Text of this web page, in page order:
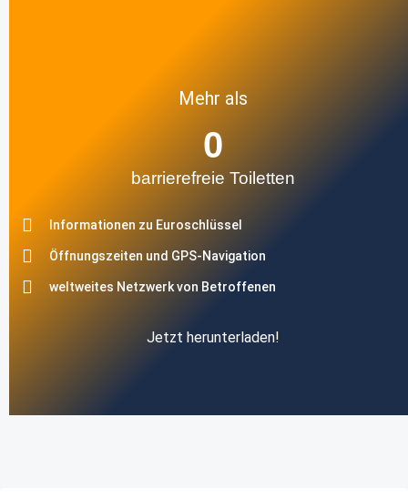
Mehr als
barrierefreie Toiletten
0
Informationen zu Euroschlüssel
Öffnungszeiten und GPS-Navigation
weltweites Netzwerk von Betroffenen
Jetzt herunterladen!